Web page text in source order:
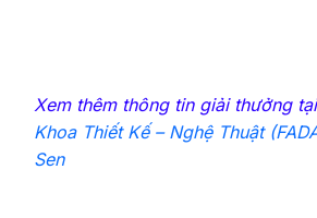
Xem thêm thông tin giải thưởng tại
Khoa Thiết Kế – Nghệ Thuật
Sen